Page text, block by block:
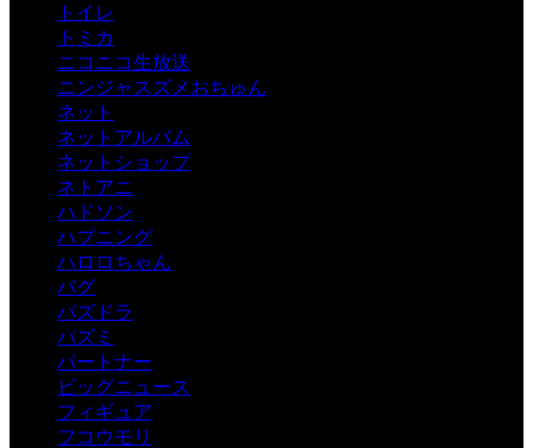
トイレ
トミカ
ニコニコ生放送
ニンジャスズメおちゅん
ネット
ネットアルバム
ネットショップ
ネトアニ
ハドソン
ハプニング
ハロロちゃん
バグ
パズドラ
パズミ
パートナー
ビッグニュース
フィギュア
フコウモリ